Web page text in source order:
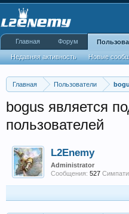
Главная Пользователи
bogus является
пользователей
L2Enemy
Administrator
Сообщения: 527
Главная Форум
Недавняя активность Новые